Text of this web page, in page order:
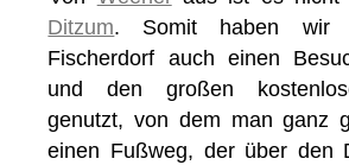
Ditzum. Somit haben wir
Fischerdorf auch einen
und den großen
genutzt, von dem man ganz
einen Fußweg, der über den